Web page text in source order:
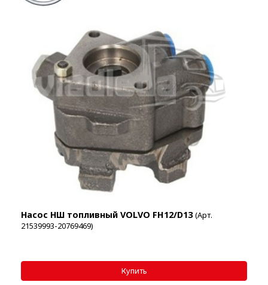
Насос НШ топливный VOLVO FH12/D13(Арт.
21539993-20769469)